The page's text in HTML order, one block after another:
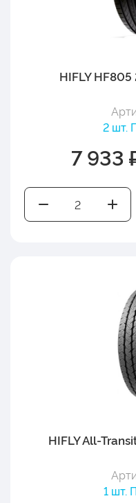
HIFLY
2 шт.
7 933
HIFLY All-
1 шт.